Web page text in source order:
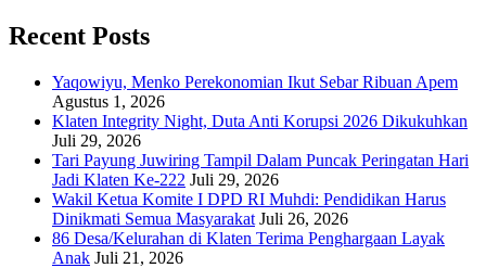
Recent Posts
Yaqowiyu, Menko Perekonomian Ikut Sebar Ribuan Apem
Agustus 1, 2026
Klaten Integrity Night, Duta Anti Korupsi 2026 Dikukuhkan
Juli 29, 2026
Tari Payung Juwiring Tampil Dalam Puncak Peringatan Hari
Jadi Klaten Ke-222 Juli 29, 2026
Wakil Ketua Komite I DPD RI Muhdi: Pendidikan Harus
Dinikmati Semua Masyarakat Juli 26, 2026
86 Desa/Kelurahan di Klaten Terima Penghargaan Layak
Anak Juli 21, 2026